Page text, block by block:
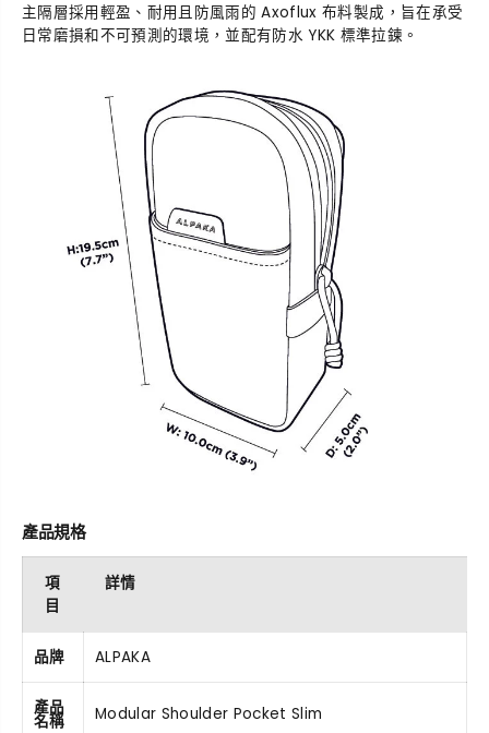
主隔層採用輕盈、耐用且防風雨的 Axoflux 布料製成，旨在承受
日常磨損和不可預測的環境，並配有防水 YKK 標準拉鍊。
產品規格
項
目
詳情
品牌 ALPAKA
產品
名稱 Modular Shoulder Pocket Slim